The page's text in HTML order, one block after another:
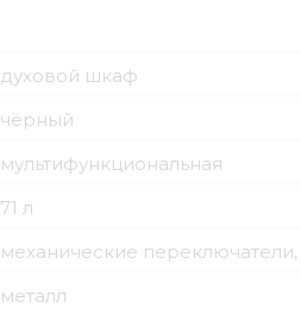
духовой шкаф
чёрный
мультифункциональная
71 л
механические
металл